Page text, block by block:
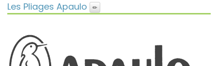
Les Pliages Apaulo